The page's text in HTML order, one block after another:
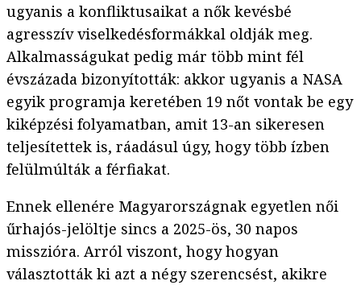
ugyanis a konfliktusaikat a nők kevésbé
agresszív viselkedésformákkal oldják meg.
Alkalmasságukat pedig már több mint fél
évszázada bizonyították: akkor ugyanis a NASA
egyik programja keretében 19 nőt vontak be egy
kiképzési folyamatban, amit 13-an sikeresen
teljesítettek is, ráadásul úgy, hogy több ízben
felülmúlták a férfiakat.
Ennek ellenére Magyarországnak egyetlen női
űrhajós-jelöltje sincs a 2025-ös, 30 napos
misszióra. Arról viszont, hogy hogyan
választották ki azt a négy szerencsést, akikre